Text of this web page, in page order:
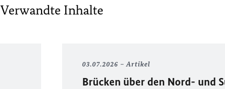
Verwandte Inhalte
03.07.2026 Artikel
Brücken über den Nord- und